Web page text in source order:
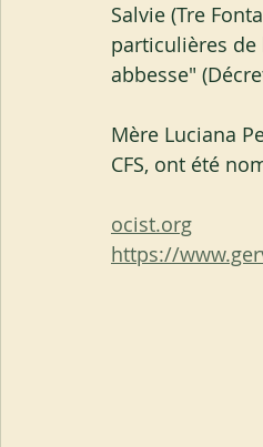
Salvie (Tre
particulières
abbesse"
Mère Luciana
CFS, ont été
ocist.org
https://